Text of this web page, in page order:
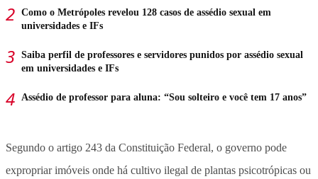
Como o Metrópoles revelou 128 casos de assédio sexual em
universidades e IFs
Saiba perfil de professores e servidores punidos por assédio sexual
em universidades e IFs
Assédio de professor para aluna: “Sou solteiro e você tem 17 anos”
Segundo o artigo 243 da Constituição Federal, o governo pode
expropriar imóveis onde há cultivo ilegal de plantas psicotrópicas ou